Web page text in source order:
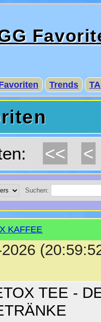
Trends
<< <
Suchen:
KAFFEE
2026
TEE -